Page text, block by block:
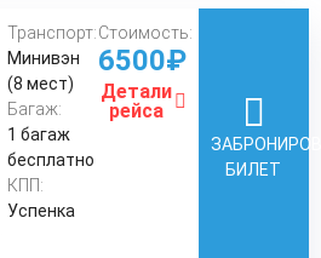
Транспорт:
Минивэн
(8 мест)
Багаж:
1 багаж
бесплатно
КПП:
Успенка
Стоимость:
6500₽
Детали
рейса
БИЛЕТ